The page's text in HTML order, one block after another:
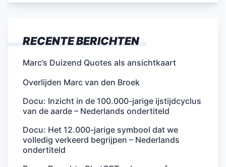
RECENTE BERICHTEN
Marc’s Duizend Quotes als ansichtkaart
Overlijden Marc van den Broek
Docu: Inzicht in de 100.000-jarige ijstijdcyclus
van de aarde – Nederlands ondertiteld
Docu: Het 12.000-jarige symbool dat we
volledig verkeerd begrijpen – Nederlands
ondertiteld